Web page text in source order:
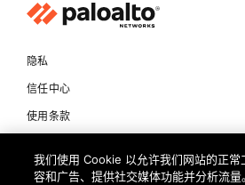
隐私
信任中心
使用条款
我们使用 Cookie 以允许我们网站的正常
容和广告、提供社交媒体功能并分析流